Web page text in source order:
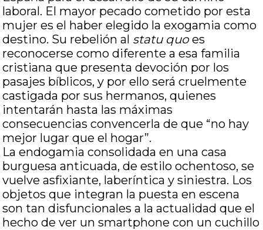
laboral. El mayor pecado cometido por esta
mujer es el haber elegido la exogamia como
destino. Su rebelión al statu quoes
reconocerse como diferente a esa familia
cristiana que presenta devoción por los
pasajes bíblicos, y por ello será cruelmente
castigada por sus hermanos, quienes
intentarán hasta las máximas
consecuencias convencerla de que “no hay
mejor lugar que el hogar”.
La endogamia consolidada en una casa
burguesa anticuada, de estilo ochentoso, se
vuelve asfixiante, laberíntica y siniestra. Los
objetos que integran la puesta en escena
son tan disfuncionales a la actualidad que el
hecho de ver un smartphone con un cuchillo